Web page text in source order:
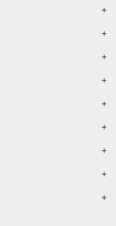
+
+
+
+
+
+
+
+
+